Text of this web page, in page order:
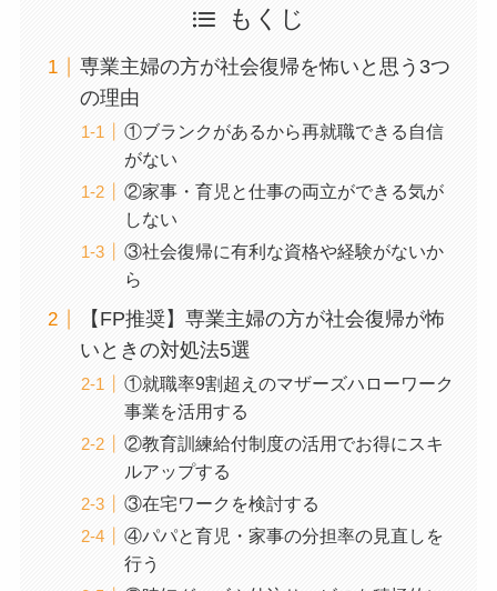
もくじ
専業主婦の方が社会復帰を怖いと思う3つ
の理由
①ブランクがあるから再就職できる自信
がない
②家事・育児と仕事の両立ができる気が
しない
③社会復帰に有利な資格や経験がないか
ら
【FP推奨】専業主婦の方が社会復帰が怖
いときの対処法5選
①就職率9割超えのマザーズハローワーク
事業を活用する
②教育訓練給付制度の活用でお得にスキ
ルアップする
③在宅ワークを検討する
④パパと育児・家事の分担率の見直しを
行う